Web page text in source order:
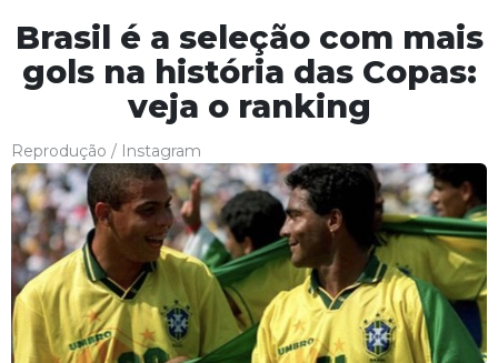
Brasil é a seleção com mais
gols na história das Copas:
veja o ranking
Reprodução / Instagram